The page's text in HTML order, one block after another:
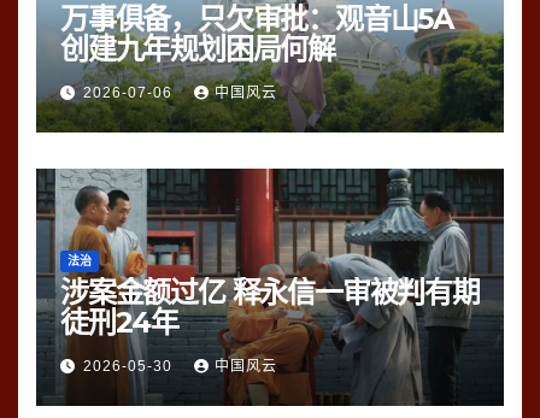
万事俱备，只欠审批：观音山5A
创建九年规划困局何解
2026-07-06 中国风云
法治
涉案金额过亿 释永信一审被判有期
徒刑24年
2026-05-30 中国风云